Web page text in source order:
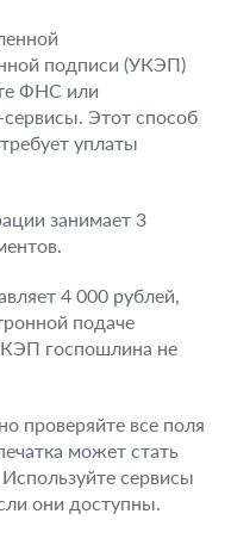
подписи (УКЭП)
ФНС или
Этот способ
уплаты
занимает 3
4 000 рублей,
подаче
госпошлина не
проверяйте все поля
может стать
сервисы
они доступны.